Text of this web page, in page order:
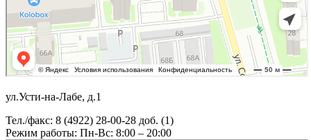
ул.Усти-на-Лабе, д.1
Тел./факс: 8 (4922) 28-00-28 доб. (1)
Режим работы: Пн-Вс: 8:00 – 20:00